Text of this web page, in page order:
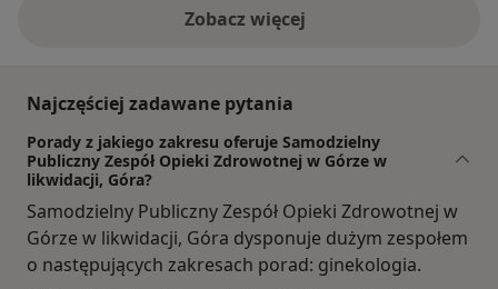
Zobacz więcej
Najczęściej zadawane pytania
Porady z jakiego zakresu oferuje Samodzielny
Publiczny Zespół Opieki Zdrowotnej w Górze w
likwidacji, Góra?
Samodzielny Publiczny Zespół Opieki Zdrowotnej w
Górze w likwidacji, Góra dysponuje dużym zespołem
o następujących zakresach porad: ginekologia.